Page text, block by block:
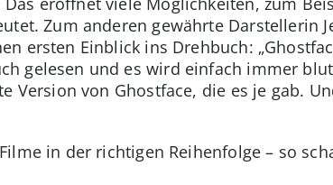
Zum anderen gewährte Darstellerin
ersten Einblick ins Drehbuch:
gelesen und es wird einfach immer
Version von Ghostface, die es je gab.
in der richtigen Reihenfolge – so